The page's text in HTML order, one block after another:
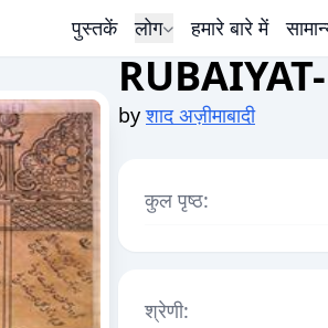
पुस्तकें लोग हमारे बारे में
byशाद अज़ीमाबादी
कुल पृष्ठ:
श्रेणी: